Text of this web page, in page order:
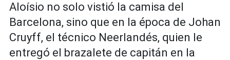
Aloísio no solo vistió la camisa del
Barcelona, sino que en la época de Johan
Cruyff, el técnico Neerlandés, quien le
entregó el brazalete de capitán en la